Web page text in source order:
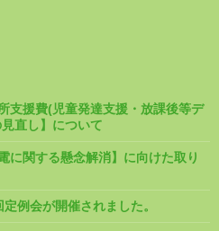
支援費(児童発達支援・放課後等デ
直し】について
に関する懸念解消】に向けた取り
例会が開催されました。